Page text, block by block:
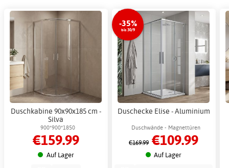
Duschkabine 90x90x185 cm -
Silva
900*900*1850
€159.99
Auf Lager
-35%
bis 30/9
Duschecke Elise - Aluminium
Duschwände - Magnettüren
€169.99 €109.99
Auf Lager